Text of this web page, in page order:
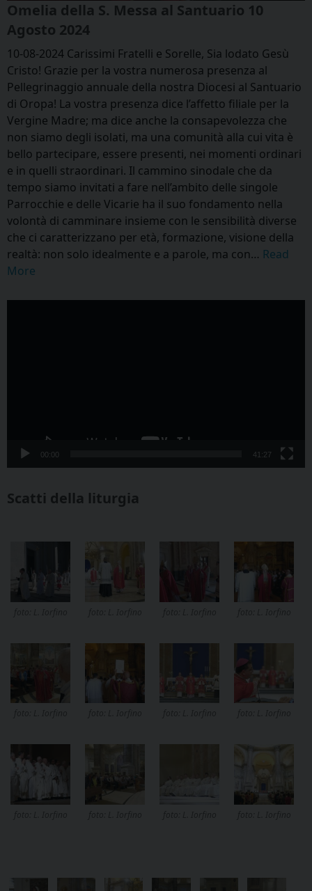
Omelia della S. Messa al Santuario 10
Agosto 2024
10-08-2024 Carissimi Fratelli e Sorelle, Sia lodato Gesù
Cristo! Grazie per la vostra numerosa presenza al
Pellegrinaggio annuale della nostra Diocesi al Santuario
di Oropa! La vostra presenza dice l’affetto filiale per la
Vergine Madre; ma dice anche la consapevolezza che
non siamo degli isolati, ma una comunità alla cui vita è
bello partecipare, essere presenti, nei momenti ordinari
e in quelli straordinari. Il cammino sinodale che da
tempo siamo invitati a fare nell’ambito delle singole
Parrocchie e delle Vicarie ha il suo fondamento nella
volontà di camminare insieme con le sensibilità diverse
che ci caratterizzano per età, formazione, visione della
realtà: non solo idealmente e a parole, ma con… Read
More
00:00 41:27
Scatti della liturgia